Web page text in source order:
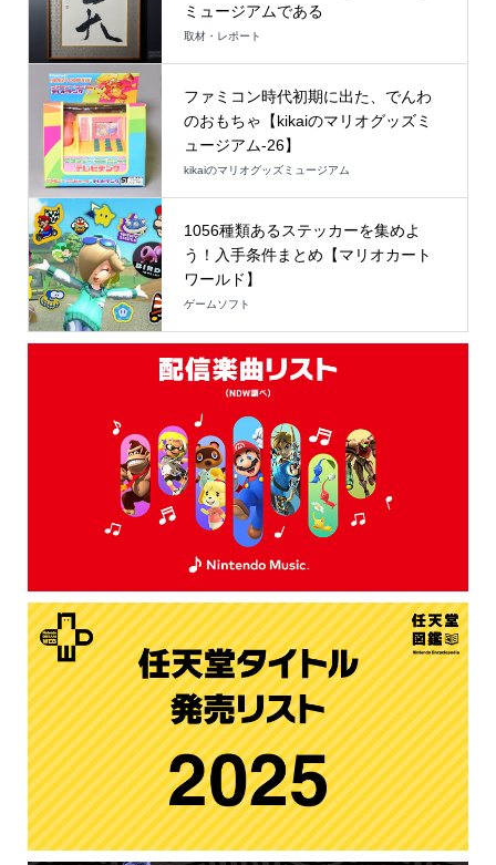
ミュージアムである
取材・レポート
ファミコン時代初期に出た、でんわ
のおもちゃ【kikaiのマリオグッズミ
ュージアム-26】
kikaiのマリオグッズミュージアム
1056種類あるステッカーを集めよ
う！入手条件まとめ【マリオカート
ワールド】
ゲームソフト